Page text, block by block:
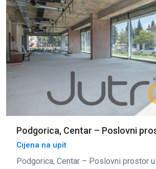
Podgorica, Centar – Poslovni
Cijena na upit
Podgorica, Centar – Poslovni prostor